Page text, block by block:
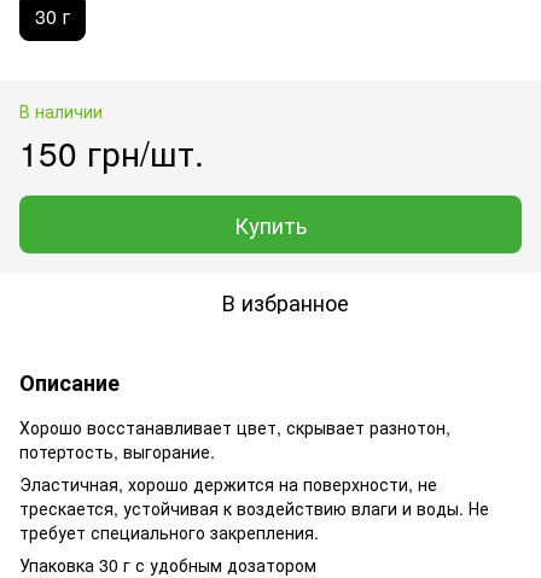
30 г
В наличии
150 грн/шт.
Купить
В избранное
Описание
Хорошо восстанавливает цвет, скрывает разнотон,
потертость, выгорание.
Эластичная, хорошо держится на поверхности, не
трескается, устойчивая к воздействию влаги и воды. Не
требует специального закрепления.
Упаковка 30 г с удобным дозатором